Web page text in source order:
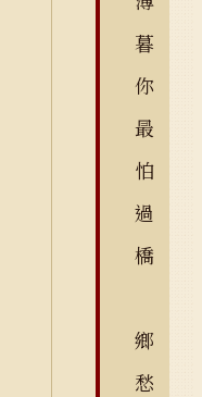
暮
你
最
怕
過
橋
鄉
愁